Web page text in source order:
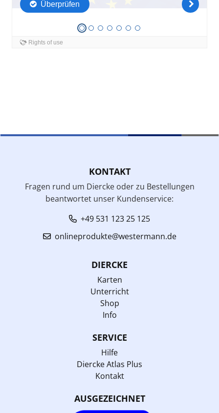
KONTAKT
Fragen rund um Diercke oder zu Bestellungen
beantwortet unser Kundenservice:
+49 531 123 25 125
onlineprodukte@westermann.de
DIERCKE
Karten
Unterricht
Shop
Info
SERVICE
Hilfe
Diercke Atlas Plus
Kontakt
AUSGEZEICHNET